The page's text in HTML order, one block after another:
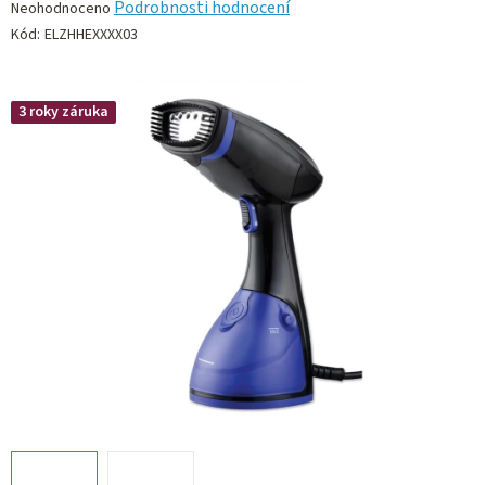
Průměrné
hodnocení
0,0
z 5
Neohodnoceno Podrobnosti hodnocení
Kód: ELZHHEXXXX03
3 roky záruka